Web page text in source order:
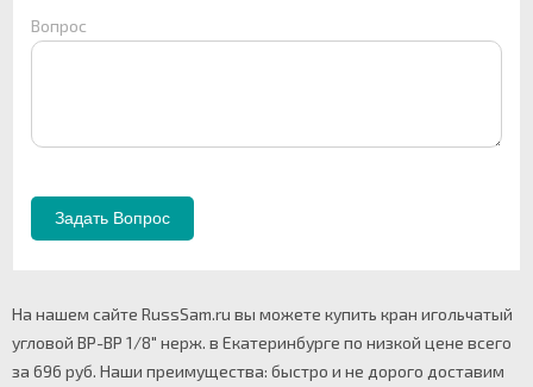
Вопрос
На нашем сайте RussSam.ru вы можете купить кран игольчатый
угловой ВР-ВР 1/8" нерж. в Екатеринбурге по низкой цене всего
за 696 руб. Наши преимущества: быстро и не дорого доставим